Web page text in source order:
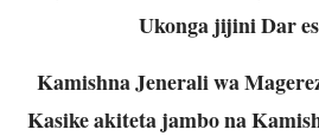
Ukonga jijini Dar
Kamishna Jenerali wa
Kasike akiteta jambo na